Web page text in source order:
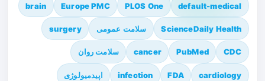
default-medical
PLOS One
Europe PMC
brain
ScienceDaily Health سلامت عمومی surgery
CDC
PubMed
cancer سلامت روان
cardiology
FDA
infection اپیدمیولوژی